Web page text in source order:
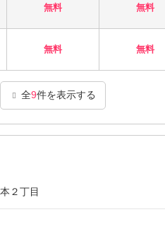
無料 無料
無料 無料
全9件を表示する
２丁目